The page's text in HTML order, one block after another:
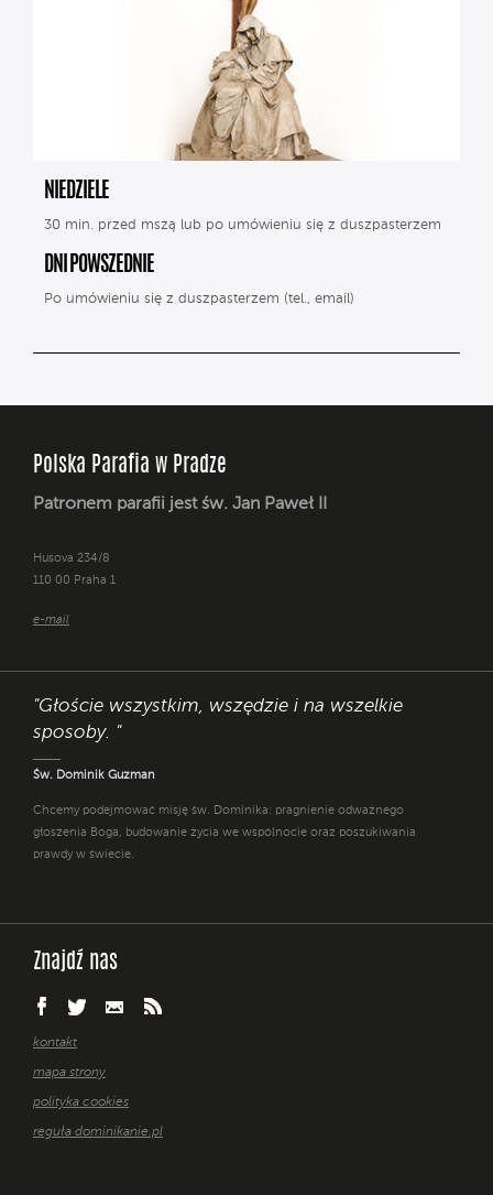
NIEDZIELE
30 min. przed mszą lub po umówieniu się z duszpasterzem
DNI POWSZEDNIE
Po umówieniu się z duszpasterzem (tel., email)
Polska Parafia w Pradze
Patronem parafii jest św. Jan Paweł II
Husova 234/8
110 00 Praha 1
e-mail
"Głoście wszystkim, wszędzie i na wszelkie
sposoby. "
Św. Dominik Guzman
Chcemy podejmować misję św. Dominika: pragnienie odważnego
głoszenia Boga, budowanie życia we wspólnocie oraz poszukiwania
prawdy w świecie.
Znajdź nas
kontakt
mapa strony
polityka cookies
reguła dominikanie.pl